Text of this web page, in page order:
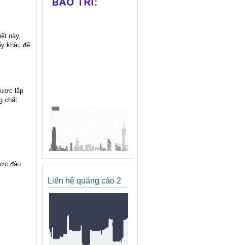
này,
khác để
lắp
chất
đảo
Liên hệ quảng cáo 2